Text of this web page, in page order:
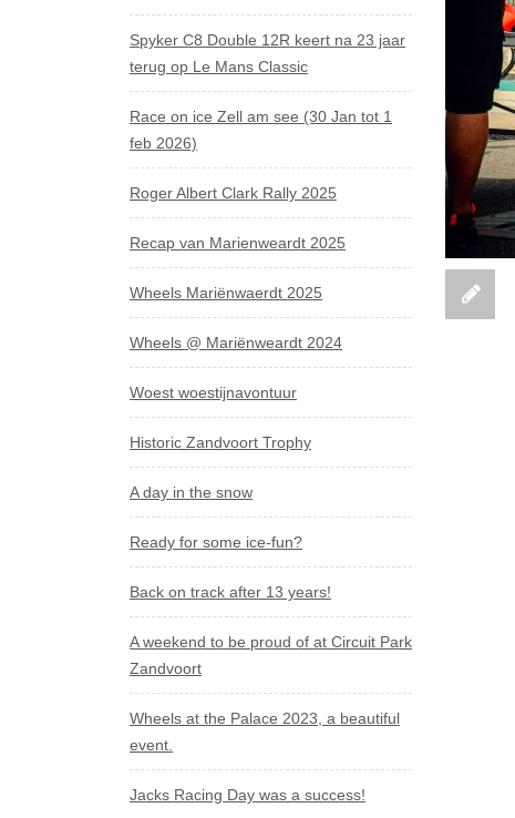
Spyker C8 Double 12R keert na 23 jaar
terug op Le Mans Classic
Race on ice Zell am see (30 Jan tot 1
feb 2026)
Roger Albert Clark Rally 2025
Recap van Marienweardt 2025
Wheels Mariënwaerdt 2025
Wheels @ Mariënweardt 2024
Woest woestijnavontuur
Historic Zandvoort Trophy
A day in the snow
Ready for some ice-fun?
Back on track after 13 years!
A weekend to be proud of at Circuit Park
Zandvoort
Wheels at the Palace 2023, a beautiful
event.
Jacks Racing Day was a success!